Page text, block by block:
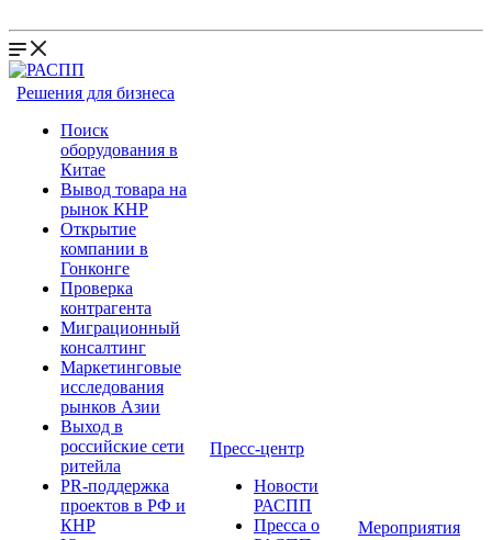
Решения для бизнеса
Поиск
оборудования в
Китае
Вывод товара на
рынок КНР
Открытие
компании в
Гонконге
Проверка
контрагента
Миграционный
консалтинг
Маркетинговые
исследования
рынков Азии
Выход в
российские сети
ритейла
PR-поддержка
проектов в РФ и
КНР
Пресс-центр
Новости
РАСПП
Пресса о
Мероприятия